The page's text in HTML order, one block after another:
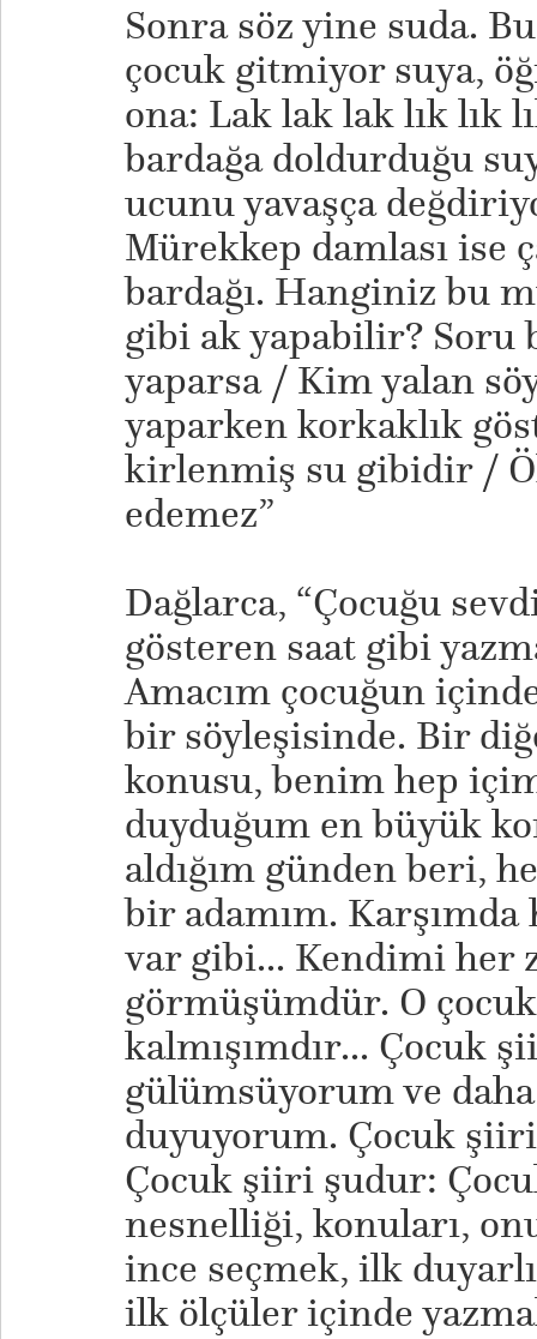
Sonra söz yine suda.
çocuk gitmiyor suya,
ona: Lak lak lak lık lık
bardağa doldurduğu
ucunu yavaşça
Mürekkep damlası ise
bardağı. Hanginiz bu
gibi ak yapabilir? Soru
yaparsa / Kim yalan
yaparken korkaklık
kirlenmiş su gibidir /
edemez”
Dağlarca, “Çocuğu
gösteren saat gibi
Amacım çocuğun
bir söyleşisinde. Bir
konusu, benim hep
duyduğum en büyük
aldığım günden beri,
bir adamım.
var gibi... Kendimi her
görmüşümdür. O
kalmışımdır... Çocuk
gülümsüyorum ve
duyuyorum. Çocuk
Çocuk şiiri şudur:
nesnelliği, konuları,
ince seçmek, ilk
ilk ölçüler içinde